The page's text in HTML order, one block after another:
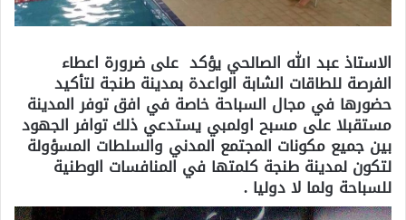
الاستاذ عبد الله الصالحي يؤكد على ضرورة اعطاء
الفرصة للطاقات الشابة الواعدة بمدينة طنجة لتأكيد
حضورها في مجال السباحة خاصة في افق توفر المدينة
مستقبلا على مسبح اولمبي يستدعي ذلك توافر الجهود
بين جميع مكونات المجتمع المدني والسلطات المسؤولة
لتكون لمدينة طنجة كلمتها في المنافسات الوطنية
للسباحة ولما لا دوليا .